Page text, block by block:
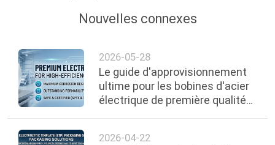
Nouvelles connexes
2026-05-28
Le guide d'approvisionnement
ultime pour les bobines d'acier
électrique de première qualité
2026-04-22